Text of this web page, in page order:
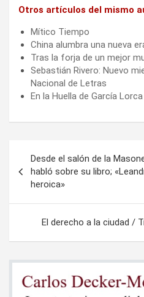
Otros artículos del mismo
Mítico Tiempo
China alumbra una nueva
Tras la forja de un mejor
Sebastián Rivero: Nuevo
Nacional de Letras
En la Huella de García Lorca
de
entradas
Desde el salón de la
habló sobre su libro;
heroica»
El derecho a la ciudad /